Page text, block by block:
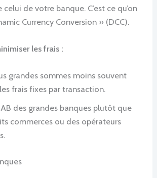
de votre banque. C’est ce qu’on
Currency Conversion » (DCC).
les frais :
grandes sommes moins souvent
frais fixes par transaction.
des grandes banques plutôt que
commerces ou des opérateurs